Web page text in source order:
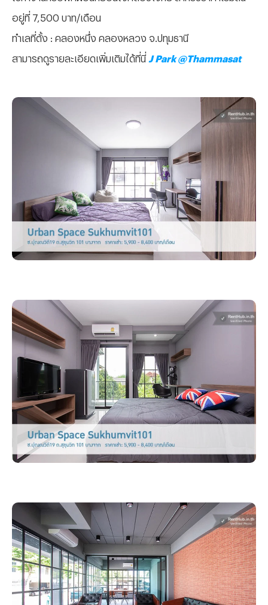
อยู่ที่ 7,500 บาท/เดือน
ทำเลที่ตั้ง : คลองหนึ่ง คลองหลวง จ.ปทุมธานี
สามารถดูรายละเอียดเพิ่มเติมได้ที่นี่ J Park @Thammasat